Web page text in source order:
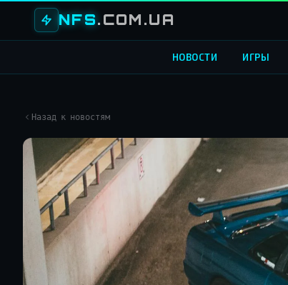
NFS.COM.UA
НОВОСТИ ИГРЫ
Назад к новостям